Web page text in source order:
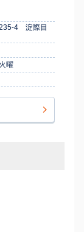
4 淀際目
曜